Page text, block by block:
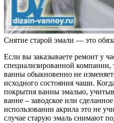
Снятие старой эмали — это
Если вы заказываете ремонт у
специализированной компании,
ванны обыкновенно не
исходного состояния чаши.
покрытия ванны эмалью,
ванне – заводское или
использовании акрила это не
случае старую эмаль снимают